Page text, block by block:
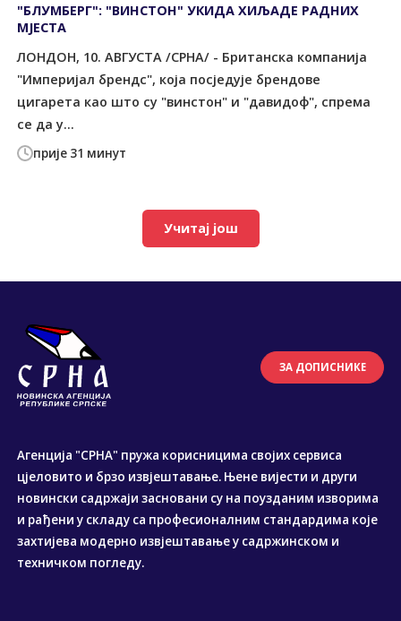
прије 31 минут
"БЛУМБЕРГ": "ВИНСТОН" УКИДА ХИЉАДЕ РАДНИХ
МЈЕСТА
ЛОНДОН, 10. АВГУСТА /СРНА/ - Британска компанија
"Империјал брендс", која посједује брендове
цигарета као што су "винстон" и "давидоф", спрема
се да у...
Учитај још
ЗА ДОПИСНИКЕ
Агенција "СРНА" пружа корисницима својих сервиса
цјеловито и брзо извјештавање. Њене вијести и други
новински садржаји засновани су на поузданим изворима
и рађени у складу са професионалним стандардима које
захтијева модерно извјештавање у садржинском и
техничком погледу.